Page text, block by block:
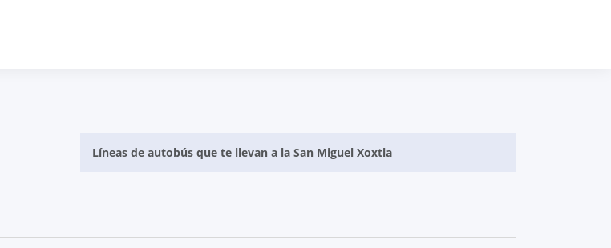
Líneas de autobús que te llevan a la San Miguel Xoxtla